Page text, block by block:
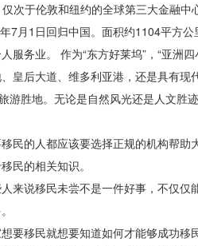
次于伦敦和纽约的全球第三大金融中
月1日回归中国。面积约1104平方公
服务业。 作为“东方好莱坞”，“亚洲
皇后大道、维多利亚港，还是具有现
游胜地。无论是自然风光还是人文胜
民的人都应该要选择正规的机构帮
民的相关知识。
来说移民未尝不是一件好事，不仅
要移民就想要知道如何才能够成功